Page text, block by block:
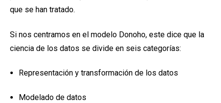
que se han tratado.
Si nos centramos en el modelo Donoho, este dice que la
ciencia de los datos se divide en seis categorías:
Representación y transformación de los datos
Modelado de datos